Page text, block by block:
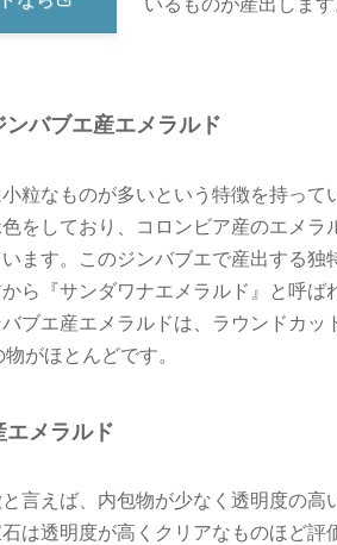
バブエ産エメラルド
粒なものが多いという特徴を持って
をしており、コロンビア産のエメラ
ます。このジンバブエで産出する独
ら『サンダワナエメラルド』と呼ば
ブエ産エメラルドは、ラウンドカッ
がほとんどです。
メラルド
言えば、内包物が少なく透明度の高
は透明度が高くクリアなものほど評